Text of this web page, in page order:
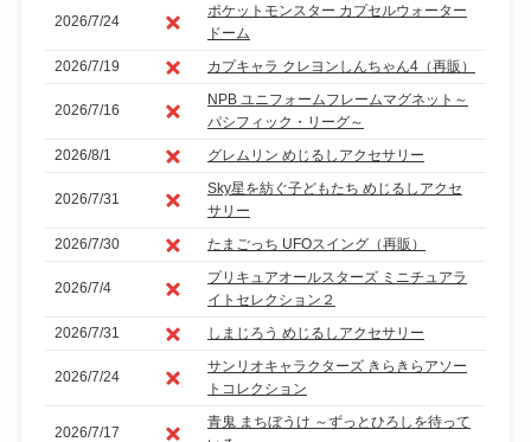
2026/7/24
ポケットモンスター カプセルウォーター
ドーム
2026/7/19
カプキャラ クレヨンしんちゃん4（再販）
2026/7/16
NPB ユニフォームフレームマグネット～
パシフィック・リーグ～
2026/8/1
グレムリン めじるしアクセサリー
2026/7/31
Sky星を紡ぐ子どもたち めじるしアクセ
サリー
2026/7/30
たまごっち UFOスイング（再販）
2026/7/4
プリキュアオールスターズ ミニチュアラ
イトセレクション２
2026/7/31
しまじろう めじるしアクセサリー
2026/7/24
サンリオキャラクターズ きらきらアソー
トコレクション
2026/7/17
青鬼 まちぼうけ ～ずっとひろしを待って